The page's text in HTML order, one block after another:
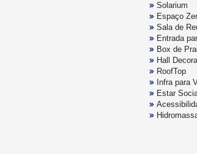
Solarium
Espaço
Sala de
Entrada
Box de
Hall
RoofTop
Infra para
Estar